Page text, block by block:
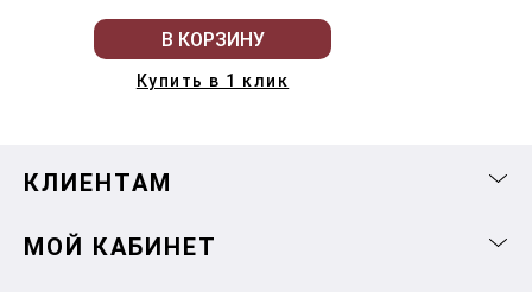
В КОРЗИНУ
Купить в 1 клик
КЛИЕНТАМ
МОЙ КАБИНЕТ